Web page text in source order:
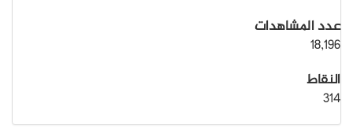
عدد المشاهدات
18,196
النقاط
314